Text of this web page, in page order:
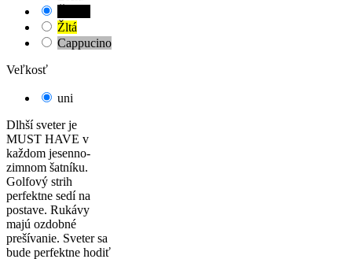
Žltá
Cappucino
Veľkosť
uni
Dlhší sveter je
MUST HAVE v
každom jesenno-
zimnom šatníku.
Golfový strih
perfektne sedí na
postave. Rukávy
majú ozdobné
prešívanie. Sveter sa
bude perfektne hodiť